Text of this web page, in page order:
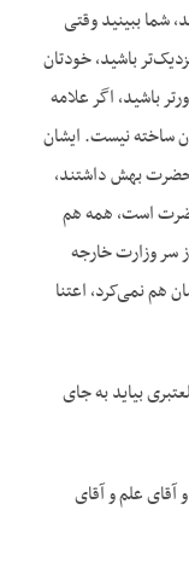
شما ببینید وقتی
باشید، خودتان
باشید، اگر علامه
ساخته نیست. ایشان
بهش داشتند،
است، همه هم
سر وزارت خارجه
هم نمی‌کرد، اعتنا
بیاید به جای
آقای علم و آقای